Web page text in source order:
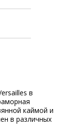
в
каймой и
в различных